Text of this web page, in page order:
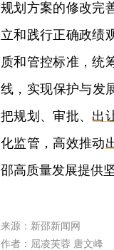
规划方案的修改完
立和践行正确政绩
质和管控标准，统
线，实现保护与发
把规划、审批、 出
化监管，高效推动
邵高质量发展提供
来源：新邵新闻网
作者：屈凌芙蓉 唐文峰